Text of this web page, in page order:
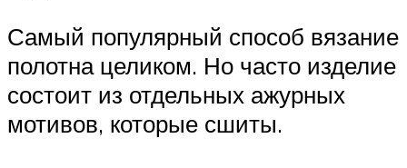
Самый популярный способ вязание
полотна целиком. Но часто изделие
состоит из отдельных ажурных
мотивов, которые сшиты.